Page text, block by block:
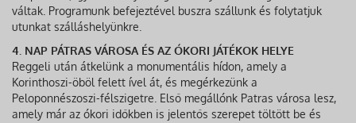
váltak. Programunk befejeztével buszra szállunk és folytatjuk
utunkat szálláshelyünkre.
4. NAP PÁTRAS VÁROSA ÉS AZ ÓKORI JÁTÉKOK HELYE
Reggeli után átkelünk a monumentális hídon, amely a
Korinthoszi-öböl felett ível át, és megérkezünk a
Peloponnészoszi-félszigetre. Első megállónk Patras városa lesz,
amely már az ókori időkben is jelentős szerepet töltött be és